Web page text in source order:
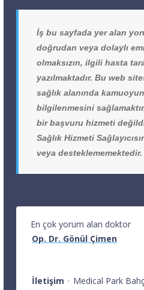
İş bu sayfada yer alan
doğrudan veya dolaylı
olmaksızın, ilgili hasta
yazılmaktadır. Bu web
sağlık alanında
bilgilenmesini
bir başvuru hizmeti
Sağlık Hizmeti
veya desteklememektedir.
En çok yorum alan doktor
Op. Dr. Gönül Çimen
İletişim · Medical Park